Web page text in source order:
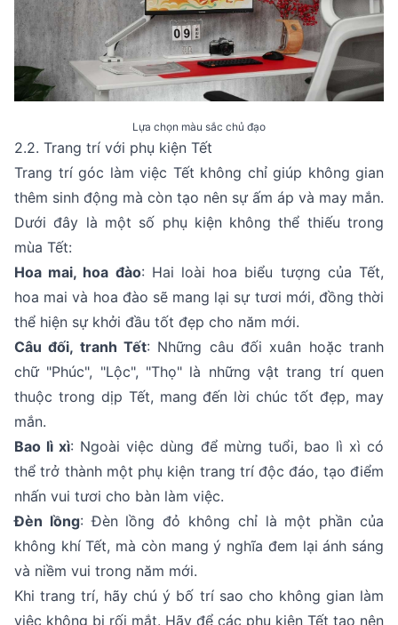
Lựa chọn màu sắc chủ đạo
2.2. Trang trí với phụ kiện Tết
Trang trí góc làm việc Tết không chỉ giúp không gian
thêm sinh động mà còn tạo nên sự ấm áp và may mắn.
Dưới đây là một số phụ kiện không thể thiếu trong
mùa Tết:
Hoa mai, hoa đào: Hai loài hoa biểu tượng của Tết,
hoa mai và hoa đào sẽ mang lại sự tươi mới, đồng thời
thể hiện sự khởi đầu tốt đẹp cho năm mới.
Câu đối, tranh Tết: Những câu đối xuân hoặc tranh
chữ "Phúc", "Lộc", "Thọ" là những vật trang trí quen
thuộc trong dịp Tết, mang đến lời chúc tốt đẹp, may
mắn.
Bao lì xì: Ngoài việc dùng để mừng tuổi, bao lì xì có
thể trở thành một phụ kiện trang trí độc đáo, tạo điểm
nhấn vui tươi cho bàn làm việc.
Đèn lồng: Đèn lồng đỏ không chỉ là một phần của
không khí Tết, mà còn mang ý nghĩa đem lại ánh sáng
và niềm vui trong năm mới.
Khi trang trí, hãy chú ý bố trí sao cho không gian làm
việc không bị rối mắt. Hãy để các phụ kiện Tết tạo nên